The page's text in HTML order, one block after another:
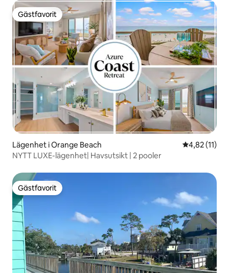
Gästfavorit
Gästfavorit
Lägenhet i Orange Beach 4,82 av 5 i
4,82 (11)
NYTT LUXE-lägenhet| Havsutsikt | 2 pooler
Gästfavorit
Gästfavorit